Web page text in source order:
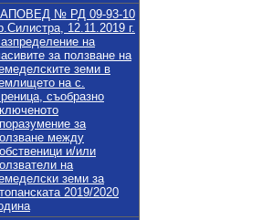
№ РД 09-93-10
12.11.2019 г.
на
за ползване на
земи в
на с.
съобразно
за
между
и/или
на
земи за
2019/2020